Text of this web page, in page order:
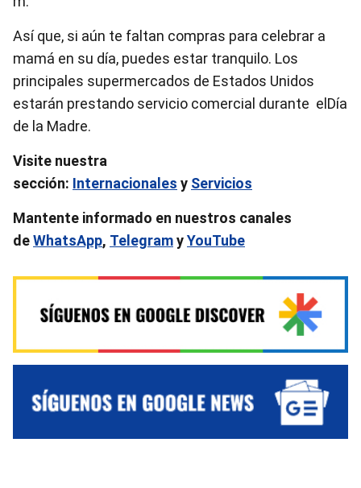
Así que, si aún te faltan compras para celebrar a
mamá en su día, puedes estar tranquilo. Los
principales supermercados de Estados Unidos
estarán prestando servicio comercial durante elDía
de la Madre.
Visite nuestra
sección: Internacionales y Servicios
Mantente informado en nuestros canales
deWhatsApp, TelegramyYouTube